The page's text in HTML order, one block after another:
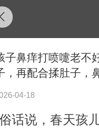
子鼻痒打喷嚏老不
，再配合揉肚子，
04-18
话说，春天孩